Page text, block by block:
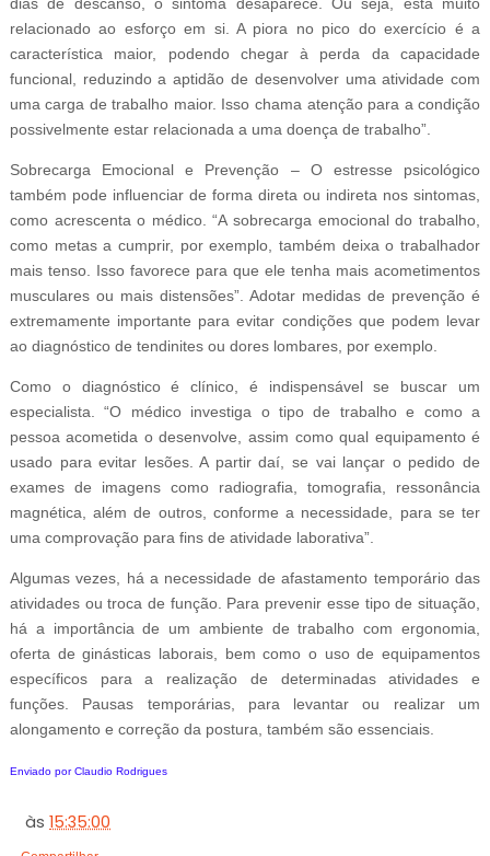
relacionado ao esforço em si. A piora no pico do exercício é a
característica maior, podendo chegar à perda da capacidade
funcional, reduzindo a aptidão de desenvolver uma atividade com
uma carga de trabalho maior. Isso chama atenção para a condição
possivelmente estar relacionada a uma doença de trabalho”.
Sobrecarga Emocional e Prevenção – O estresse psicológico
também pode influenciar de forma direta ou indireta nos sintomas,
como acrescenta o médico. “A sobrecarga emocional do trabalho,
como metas a cumprir, por exemplo, também deixa o trabalhador
mais tenso. Isso favorece para que ele tenha mais acometimentos
musculares ou mais distensões”. Adotar medidas de prevenção é
extremamente importante para evitar condições que podem levar
ao diagnóstico de tendinites ou dores lombares, por exemplo.
Como o diagnóstico é clínico, é indispensável se buscar um
especialista. “O médico investiga o tipo de trabalho e como a
pessoa acometida o desenvolve, assim como qual equipamento é
usado para evitar lesões. A partir daí, se vai lançar o pedido de
exames de imagens como radiografia, tomografia, ressonância
magnética, além de outros, conforme a necessidade, para se ter
uma comprovação para fins de atividade laborativa”.
Algumas vezes, há a necessidade de afastamento temporário das
atividades ou troca de função. Para prevenir esse tipo de situação,
há a importância de um ambiente de trabalho com ergonomia,
oferta de ginásticas laborais, bem como o uso de equipamentos
específicos para a realização de determinadas atividades e
funções. Pausas temporárias, para levantar ou realizar um
alongamento e correção da postura, também são essenciais.
Enviado por Claudio Rodrigues
às15:35:00